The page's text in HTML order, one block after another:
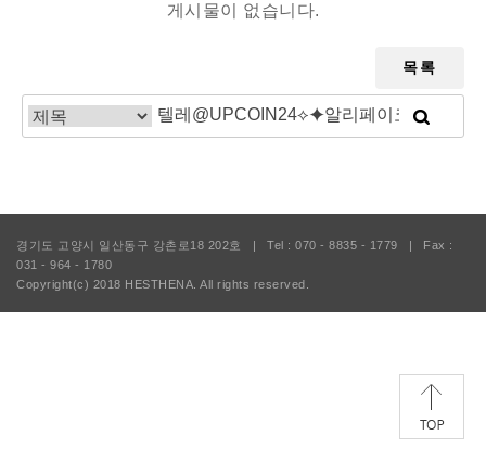
게시물이 없습니다.
목록
경기도 고양시 일산동구 강촌로18 202호 | Tel : 070 - 8835 - 1779 |
Fax :
031 - 964 - 1780
Copyright(c) 2018 HESTHENA. All rights reserved.